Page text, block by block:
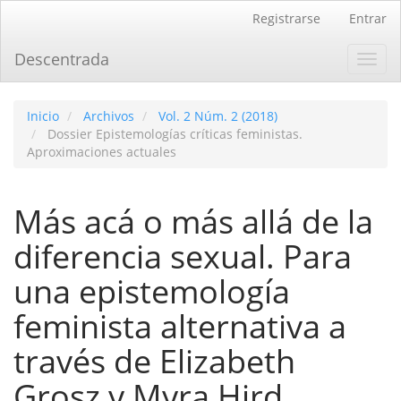
principal
Barra
Registrarse Entrar
Descentrada
Inicio Archivos
Vol. 2 Núm. 2 (2018)
Dossier Epistemologías críticas feministas.
Aproximaciones actuales
Más acá o más allá de la
diferencia sexual. Para
una epistemologí­a
feminista alternativa a
través de Elizabeth